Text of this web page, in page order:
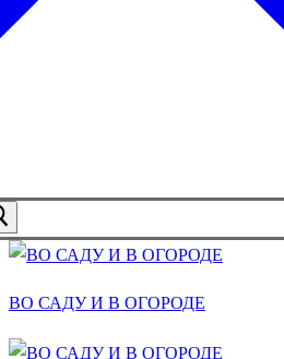
ВО САДУ И В ОГОРОДЕ